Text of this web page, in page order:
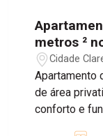
metros ²
Alameda
Cidade
Apartamento
de área
conforto e